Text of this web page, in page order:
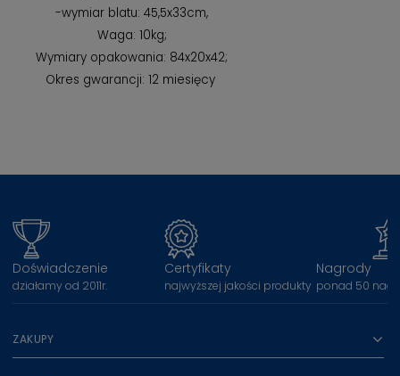
-wymiar blatu: 45,5x33cm,
Waga: 10kg;
Wymiary opakowania: 84x20x42;
Okres gwarancji: 12 miesięcy
Doświadczenie
działamy od 2011r.
Certyfikaty
najwyższej jakości produkty
Nagrody
ponad 50
ZAKUPY